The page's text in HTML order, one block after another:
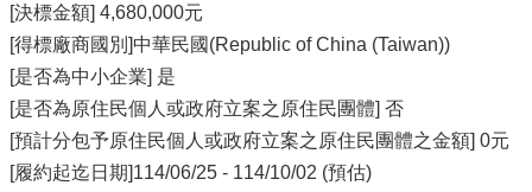
[決標金額] 4,680,000元
[得標廠商國別]中華民國(Republic of China (Taiwan))
[是否為中小企業] 是
[是否為原住民個人或政府立案之原住民團體] 否
[預計分包予原住民個人或政府立案之原住民團體之金額] 0元
[履約起迄日期]114/06/25 - 114/10/02 (預估)